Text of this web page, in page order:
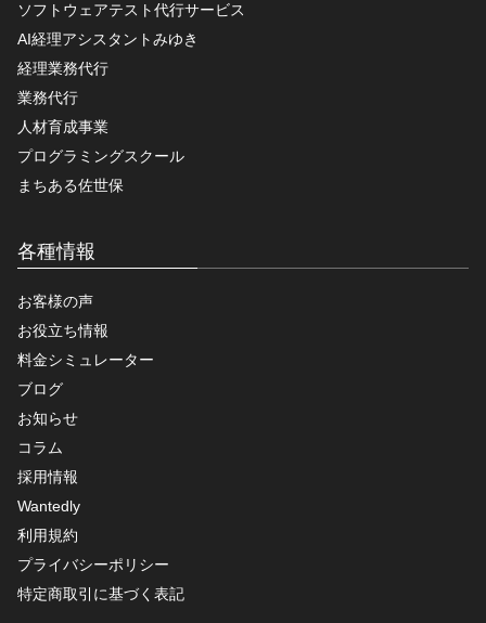
ソフトウェアテスト代行サービス
AI経理アシスタントみゆき
経理業務代行
業務代行
人材育成事業
プログラミングスクール
まちある佐世保
各種情報
お客様の声
お役立ち情報
料金シミュレーター
ブログ
お知らせ
コラム
採用情報
Wantedly
利用規約
プライバシーポリシー
特定商取引に基づく表記